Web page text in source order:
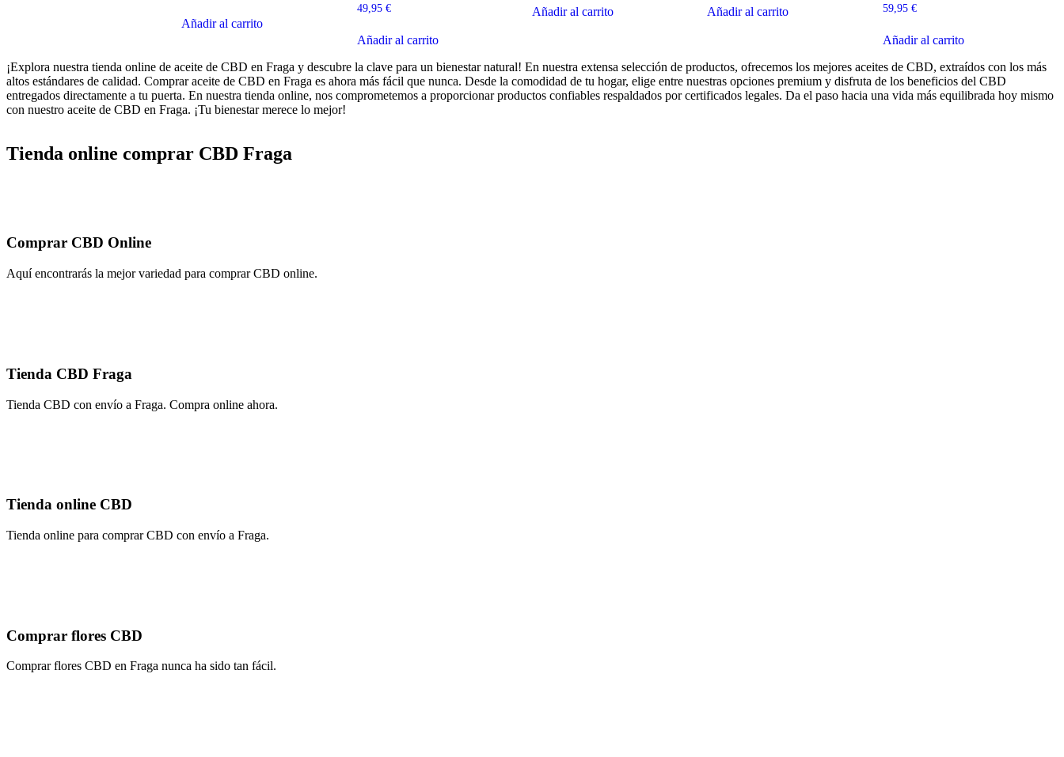
Añadir al carrito
Valorado con
49,95 €
Añadir al carrito
Añadir al carrito Añadir al carrito
Valorado con
59,95 €
Añadir al carrito
¡Explora nuestra tienda online de aceite de CBD en Fraga y descubre la clave para un bienestar natural! En nuestra extensa selección de productos, ofrecemos los mejores aceites de CBD, extraídos con los más
altos estándares de calidad. Comprar aceite de CBD en Fraga es ahora más fácil que nunca. Desde la comodidad de tu hogar, elige entre nuestras opciones premium y disfruta de los beneficios del CBD
entregados directamente a tu puerta. En nuestra tienda online, nos comprometemos a proporcionar productos confiables respaldados por certificados legales. Da el paso hacia una vida más equilibrada hoy mismo
con nuestro aceite de CBD en Fraga. ¡Tu bienestar merece lo mejor!
Tienda online comprar CBD Fraga
Comprar CBD Online
Aquí encontrarás la mejor variedad para comprar CBD online.
Tienda CBD Fraga
Tienda CBD con envío a Fraga. Compra online ahora.
Tienda online CBD
Tienda online para comprar CBD con envío a Fraga.
Comprar flores CBD
Comprar flores CBD en Fraga nunca ha sido tan fácil.